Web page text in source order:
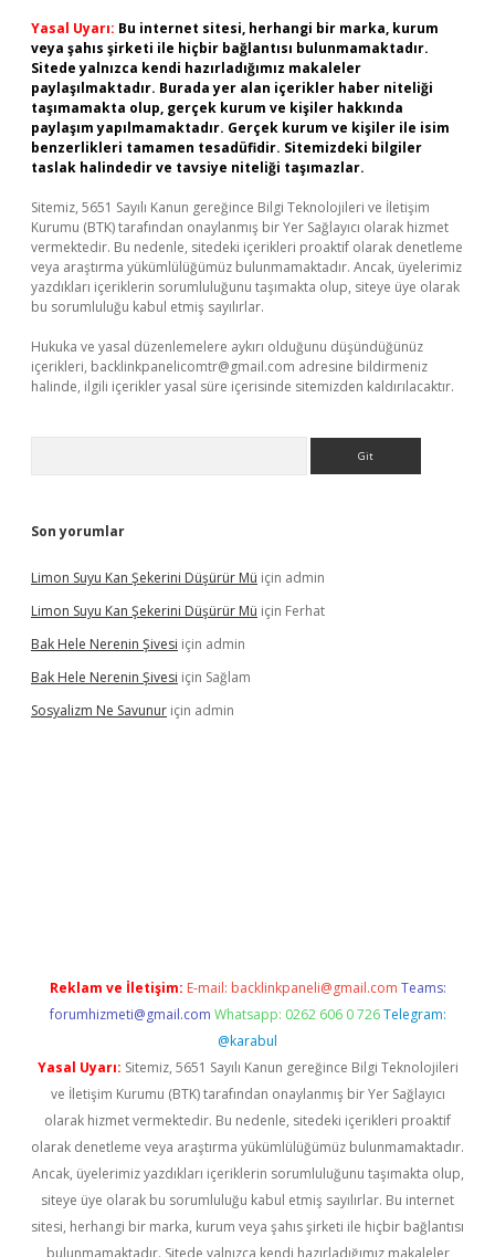
Yasal Uyarı: Bu internet sitesi, herhangi bir marka, kurum
veya şahıs şirketi ile hiçbir bağlantısı bulunmamaktadır.
Sitede yalnızca kendi hazırladığımız makaleler
paylaşılmaktadır. Burada yer alan içerikler haber niteliği
taşımamakta olup, gerçek kurum ve kişiler hakkında
paylaşım yapılmamaktadır. Gerçek kurum ve kişiler ile isim
benzerlikleri tamamen tesadüfidir. Sitemizdeki bilgiler
taslak halindedir ve tavsiye niteliği taşımazlar.
Sitemiz, 5651 Sayılı Kanun gereğince Bilgi Teknolojileri ve İletişim
Kurumu (BTK) tarafından onaylanmış bir Yer Sağlayıcı olarak hizmet
vermektedir. Bu nedenle, sitedeki içerikleri proaktif olarak denetleme
veya araştırma yükümlülüğümüz bulunmamaktadır. Ancak, üyelerimiz
yazdıkları içeriklerin sorumluluğunu taşımakta olup, siteye üye olarak
bu sorumluluğu kabul etmiş sayılırlar.
Hukuka ve yasal düzenlemelere aykırı olduğunu düşündüğünüz
içerikleri, backlinkpanelicomtr@gmail.com adresine bildirmeniz
halinde, ilgili içerikler yasal süre içerisinde sitemizden kaldırılacaktır.
Son yorumlar
Limon Suyu Kan Şekerini Düşürür Mü için admin
Limon Suyu Kan Şekerini Düşürür Mü için Ferhat
Bak Hele Nerenin Şivesi için admin
Bak Hele Nerenin Şivesi için Sağlam
Sosyalizm Ne Savunur için admin
Reklam ve İletişim: E-mail: backlinkpaneli@gmail.com Teams:
forumhizmeti@gmail.com Whatsapp: 0262 606 0 726 Telegram:
@karabul
Yasal Uyarı: Sitemiz, 5651 Sayılı Kanun gereğince Bilgi Teknolojileri
ve İletişim Kurumu (BTK) tarafından onaylanmış bir Yer Sağlayıcı
olarak hizmet vermektedir. Bu nedenle, sitedeki içerikleri proaktif
olarak denetleme veya araştırma yükümlülüğümüz bulunmamaktadır.
Ancak, üyelerimiz yazdıkları içeriklerin sorumluluğunu taşımakta olup,
siteye üye olarak bu sorumluluğu kabul etmiş sayılırlar. Bu internet
sitesi, herhangi bir marka, kurum veya şahıs şirketi ile hiçbir bağlantısı
bulunmamaktadır. Sitede yalnızca kendi hazırladığımız makaleler